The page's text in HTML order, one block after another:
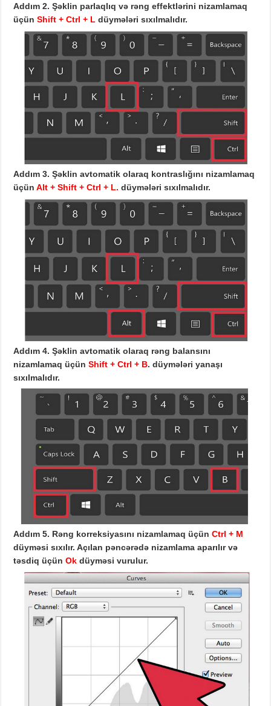
Addım 2.Şəklin parlaqlıq və rəng effektlərini nizamlamaq
üçünShift + Ctrl + L düymələri sıxılmalıdır.
Addım 3.Şəklinavtomatik olaraq kontraslığını nizamlamaq
üçünAlt + Shift + Ctrl + L.düymələri sıxılmalıdır.
Addım 4.Şəklin avtomatik olaraq rəng balansını
nizamlamaqüçünShift + Ctrl + B.düymələri yanaşı
sıxılmalıdır.
Addım 5. Rəng korreksiyasını nizamlamaqüçünCtrl+ M
düyməsi sıxılır. Açılan pəncərədə nizamlama aparılır və
təsdiq üçünOk düyməsi vurulur.